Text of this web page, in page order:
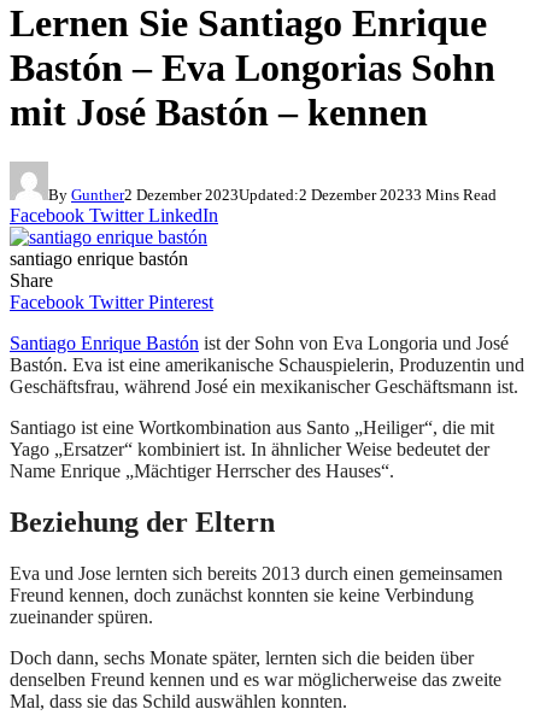
Lernen Sie Santiago Enrique
Bastón – Eva Longorias Sohn
mit José Bastón – kennen
By Gunther2 Dezember 2023Updated:2 Dezember 20233 Mins Read
Facebook Twitter LinkedIn
santiago enrique bastón
Share
Facebook Twitter Pinterest
Santiago Enrique Bastón ist der Sohn von Eva Longoria und José
Bastón. Eva ist eine amerikanische Schauspielerin, Produzentin und
Geschäftsfrau, während José ein mexikanischer Geschäftsmann ist.
Santiago ist eine Wortkombination aus Santo „Heiliger“, die mit
Yago „Ersatzer“ kombiniert ist. In ähnlicher Weise bedeutet der
Name Enrique „Mächtiger Herrscher des Hauses“.
Beziehung der Eltern
Eva und Jose lernten sich bereits 2013 durch einen gemeinsamen
Freund kennen, doch zunächst konnten sie keine Verbindung
zueinander spüren.
Doch dann, sechs Monate später, lernten sich die beiden über
denselben Freund kennen und es war möglicherweise das zweite
Mal, dass sie das Schild auswählen konnten.